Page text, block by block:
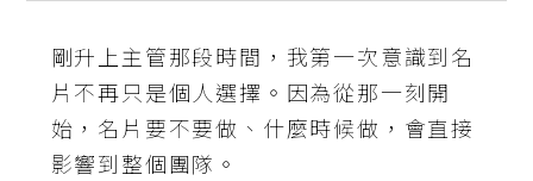
剛升上主管那段時間，我第一次意識到名
片 不再只是個人選擇。因為從那一刻開
始，名片要不要做、什麼時候做，會直接
影響到整個團隊。